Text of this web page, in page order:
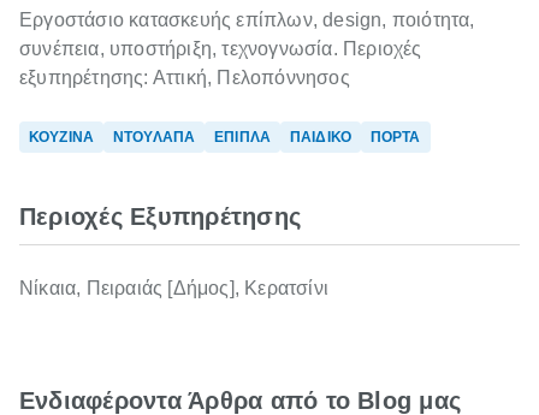
Εργοστάσιο κατασκευής επίπλων, design, ποιότητα,
συνέπεια, υποστήριξη, τεχνογνωσία. Περιοχές
εξυπηρέτησης: Αττική, Πελοπόννησος
ΚΟΥΖΙΝΑ ΝΤΟΥΛΑΠΑ ΕΠΙΠΛΑ ΠΑΙΔΙΚΟ ΠΟΡΤΑ
Περιοχές Εξυπηρέτησης
Νίκαια, Πειραιάς [Δήμος], Κερατσίνι
Ενδιαφέροντα Άρθρα από το Blog μας